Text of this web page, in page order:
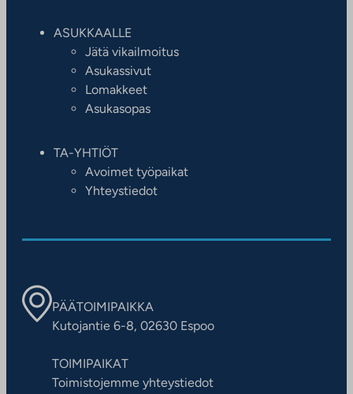
ASUKKAALLE
Jätä vikailmoitus
Asukassivut
Lomakkeet
Asukasopas
TA-YHTIÖT
Avoimet työpaikat
Yhteystiedot
PÄÄTOIMIPAIKKA
Kutojantie 6-8, 02630 Espoo
TOIMIPAIKAT
Toimistojemme yhteystiedot